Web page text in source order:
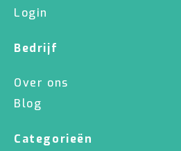
Login
Bedrijf
Over ons
Blog
Categorieën